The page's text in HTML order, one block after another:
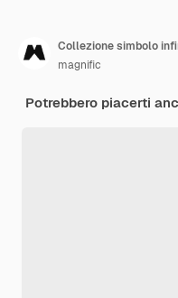
Collezione simbolo
magnific
Potrebbero piacerti